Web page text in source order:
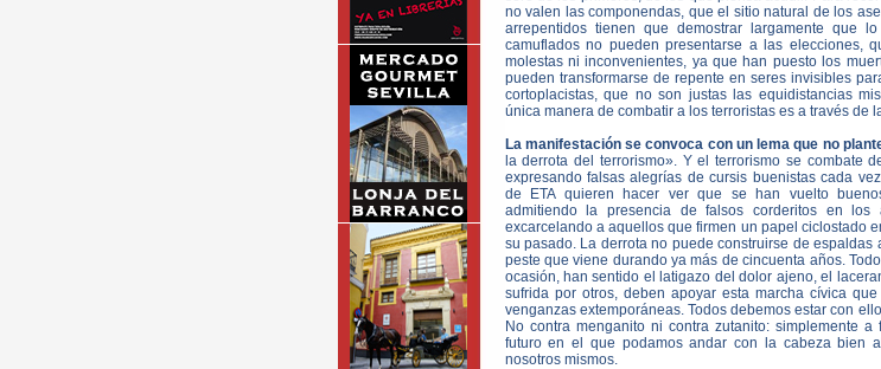
no valen las componendas, que el sitio natural de los
arrepentidos tienen que demostrar largamente que
camuflados no pueden presentarse a las elecciones,
molestas ni inconvenientes, ya que han puesto los
pueden transformarse de repente en seres invisibles
cortoplacistas, que no son justas las equidistancias
única manera de combatir a los terroristas es a través de
La manifestación se convoca con un lema que no
la derrota del terrorismo». Y el terrorismo se combate
expresando falsas alegrías de cursis buenistas cada
de ETA quieren hacer ver que se han vuelto
admitiendo la presencia de falsos corderitos en los
excarcelando a aquellos que firmen un papel ciclostado
su pasado. La derrota no puede construirse de espaldas
peste que viene durando ya más de cincuenta años.
ocasión, han sentido el latigazo del dolor ajeno, el
sufrida por otros, deben apoyar esta marcha cívica
venganzas extemporáneas. Todos debemos estar con
No contra menganito ni contra zutanito: simplemente
futuro en el que podamos andar con la cabeza bien
nosotros mismos.